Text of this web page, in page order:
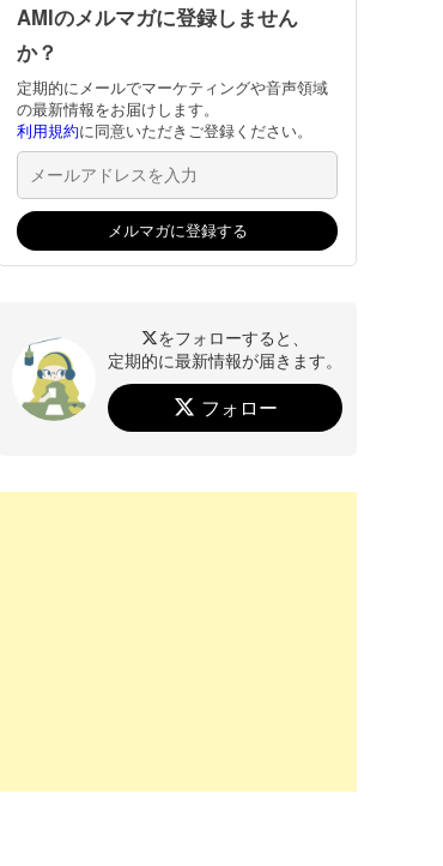
AMIのメルマガに登録しません
か？
定期的にメールでマーケティングや音声領域
の最新情報をお届けします。
利用規約に同意いただきご登録ください。
をフォローすると、
定期的に最新情報が届きます。
フォロー